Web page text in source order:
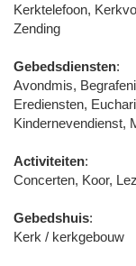
Kerktelefoon,
Zending
Gebedsdiensten:
Avondmis,
Erediensten,
Kindernevendienst,
Activiteiten:
Concerten, Koor,
Gebedshuis:
Kerk / kerkgebouw